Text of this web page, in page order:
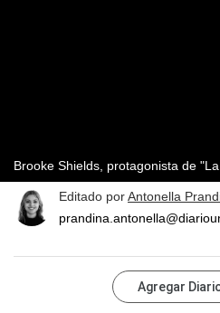
Brooke Shields, protagonista de
Editado porAntonella
Agregar